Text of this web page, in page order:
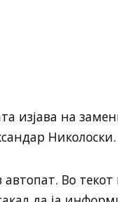
изјава на
Николоски.
Во